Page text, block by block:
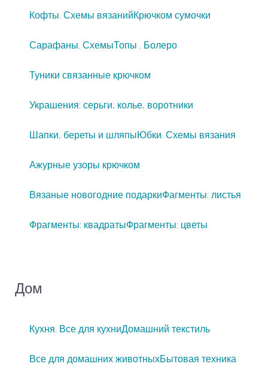
Кофты. Схемы вязанийКрючком сумочки
Сарафаны. СхемыТопы . Болеро
Туники связанные крючком
Украшения: серьги, колье, воротники
Шапки, береты и шляпыЮбки. Схемы вязания
Ажурные узоры крючком
Вязаные новогодние подаркиФагменты: листья
Фрагменты: квадратыФрагменты: цветы
Дом
Кухня. Все для кухниДомашний текстиль
Все для домашних животныхБытовая техника